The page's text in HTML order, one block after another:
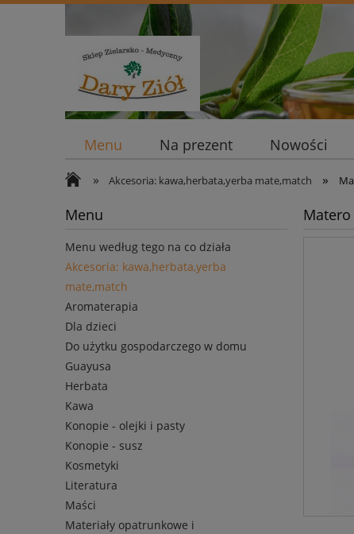
Menu Na prezent Nowości
» Akcesoria: kawa,herbata,yerba mate,match »
Menu
Menu według tego na co działa
Akcesoria: kawa,herbata,yerba
mate,match
Aromaterapia
Dla dzieci
Do użytku gospodarczego w domu
Guayusa
Herbata
Kawa
Konopie - olejki i pasty
Konopie - susz
Kosmetyki
Literatura
Maści
Materiały opatrunkowe i
Matero